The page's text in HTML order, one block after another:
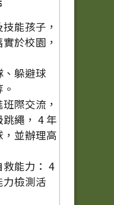
能孩子，
於校園，
躲避球
際交流，
繩， 4 年
並辦理高
能力： 4
檢測活